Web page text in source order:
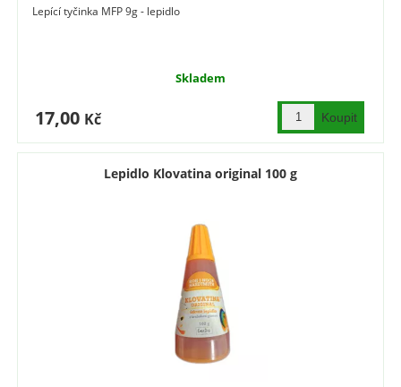
Lepící tyčinka MFP 9g - lepidlo
Skladem
17,00 Kč
Lepidlo Klovatina original 100 g